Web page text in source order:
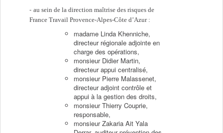
au sein de la direction maîtrise des risques de
France Travail Provence-Alpes-Côte d’Azur :
madame Linda Khenniche,
directeur régionale adjointe en
charge des opérations,
monsieur Didier Martin,
directeur appui centralisé,
monsieur Pierre Malassenet,
directeur adjoint contrôle et
appui à la gestion des droits,
monsieur Thierry Couprie,
responsable,
monsieur Zakaria Ait Yala